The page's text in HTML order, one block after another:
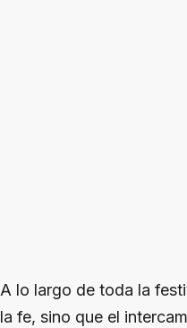
A lo largo de toda la
la fe, sino que el